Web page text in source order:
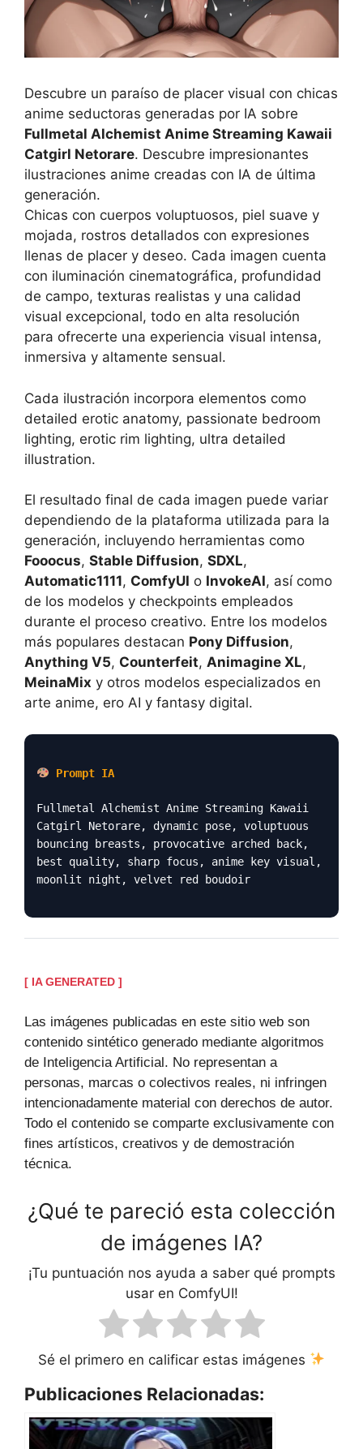
Descubre un paraíso de placer visual con chicas
anime seductoras generadas por IA sobre
Fullmetal Alchemist Anime Streaming Kawaii
Catgirl Netorare. Descubre impresionantes
ilustraciones anime creadas con IA de última
generación.
Chicas con cuerpos voluptuosos, piel suave y
mojada, rostros detallados con expresiones
llenas de placer y deseo. Cada imagen cuenta
con iluminación cinematográfica, profundidad
de campo, texturas realistas y una calidad
visual excepcional, todo en alta resolución
para ofrecerte una experiencia visual intensa,
inmersiva y altamente sensual.
Cada ilustración incorpora elementos como
detailed erotic anatomy, passionate bedroom
lighting, erotic rim lighting, ultra detailed
illustration.
El resultado final de cada imagen puede variar
dependiendo de la plataforma utilizada para la
generación, incluyendo herramientas como
Fooocus, Stable Diffusion, SDXL,
Automatic1111, ComfyUI o InvokeAI, así como
de los modelos y checkpoints empleados
durante el proceso creativo. Entre los modelos
más populares destacan Pony Diffusion,
Anything V5, Counterfeit, Animagine XL,
MeinaMix y otros modelos especializados en
arte anime, ero AI y fantasy digital.
Prompt IA
Fullmetal Alchemist Anime Streaming Kawaii
Catgirl Netorare, dynamic pose, voluptuous
bouncing breasts, provocative arched back,
best quality, sharp focus, anime key visual,
moonlit night, velvet red boudoir
[ IA GENERATED ]
Las imágenes publicadas en este sitio web son
contenido sintético generado mediante algoritmos
de Inteligencia Artificial. No representan a
personas, marcas o colectivos reales, ni infringen
intencionadamente material con derechos de autor.
Todo el contenido se comparte exclusivamente con
fines artísticos, creativos y de demostración
técnica.
¿Qué te pareció esta colección
de imágenes IA?
¡Tu puntuación nos ayuda a saber qué prompts
usar en ComfyUI!
Sé el primero en calificar estas imágenes
Publicaciones Relacionadas: